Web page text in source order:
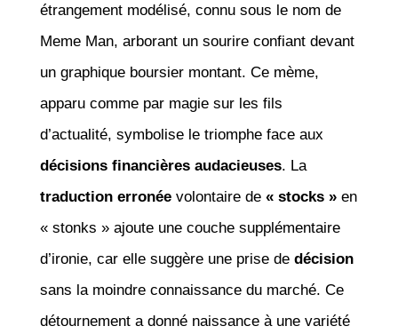
étrangement modélisé, connu sous le nom de
Meme Man, arborant un sourire confiant devant
un graphique boursier montant. Ce mème,
apparu comme par magie sur les fils
d’actualité, symbolise le triomphe face aux
décisions financières audacieuses. La
traduction erronéevolontaire de « stocks »en
« stonks » ajoute une couche supplémentaire
d’ironie, car elle suggère une prise de décision
sans la moindre connaissance du marché. Ce
détournement a donné naissance à une variété